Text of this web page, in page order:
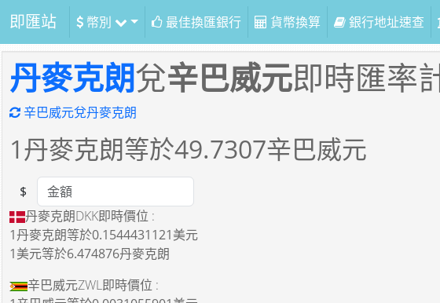
即匯站 幣別 最佳換匯銀行 貨幣換算 銀行地址速查
丹麥克朗兌辛巴威元即時匯率
辛巴威元兌丹麥克朗
1丹麥克朗等於49.7307辛巴威元
Amount
$
丹麥克朗DKK即時價位 :
1丹麥克朗等於0.1544431121美元
1美元等於6.474876丹麥克朗
辛巴威元ZWL即時價位 :